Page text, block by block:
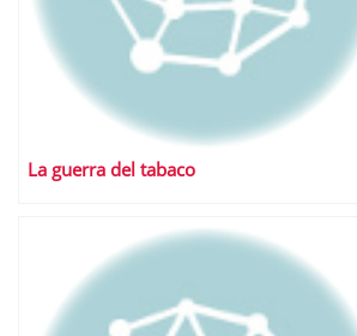
La guerra del tabaco